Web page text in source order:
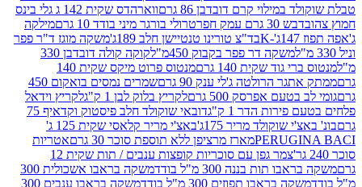
קרם דובדבן 86 גרם
ווארהדס שקית 142 ג גלי בינס
דבש 30 גרם עמק חפר
טרולי בורגר מיני בודד 10 גרם
מילקה
בד"צ טורינו טנטיישן חלב 189ג'
משקה מוגז ד"ר פפר
משקה דר פפר בקבוק 450מ"ל
קוקה קולה דובדבן 330
גוד שקית 140 גרם
מנטוס פרוט מיקס שקית 140
הרולטה ג'לי ענק 90 גרם
שמרים נמסים בואקום 450
אפרסק 500 גרם
לקריץ בלוק לבן 1 ק"ג
לקריץ וידאל
הדר 1 ק"ג
דובאי שוקולד חלב פיסטוק וקדאיף 75
שוקולד מריר 175ג'
באצ'י מריר קלאסי שקית 125 ג'
מארז מרציפן ללא תוספת סוכר 30 גרם
אטריות
צמר גפן עם סוכריות קופצות ענבים / תות שקית 12
תות בננה 300 מ"ל בודד
משקה בראבו אשכולית 300
בראבו תפוזים 300 מ"ל בודד
משקה בראבו ענבים 300